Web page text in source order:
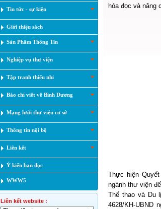
Tin tức - sự kiện
Giới thiệu sách
Sản Phẩm Thông Tin
Nghiệp vụ thư viện
Tập tranh thiếu nhi
Báo chí viết về Bình Dương
Mạng lưới thư viện cơ sở
Thông tin nội bộ
Liên kết
Ý kiến bạn đọc
WWW5
Liên kết website :
hóa đọc và nâng
Thực hiện
ngành thư viện
Thể thao và Du
4628/KH-UBND